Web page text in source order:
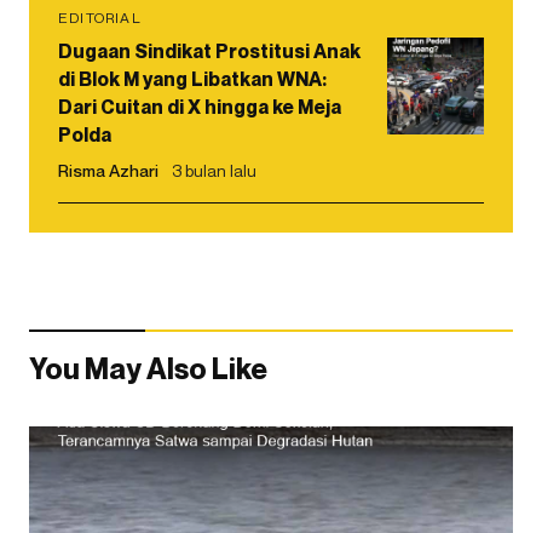
EDITORIAL
Dugaan Sindikat Prostitusi Anak
di Blok M yang Libatkan WNA:
Dari Cuitan di X hingga ke Meja
Polda
Risma Azhari 3 bulan lalu
You May Also Like